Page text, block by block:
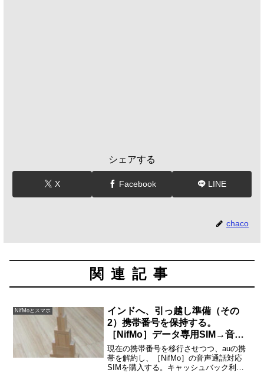
シェアする
X Facebook LINE
chaco
関連記事
NifMoとスマホ
インドへ、引っ越し準備（その
2）携帯番号を保持する。
［NifMo］データ専用SIM→音声
通話対応SIM
現在の携帯番号を移行させつつ、auの携
帯を解約し、［NifMo］の音声通話対応
SIMを購入する。キャッシュバック利用